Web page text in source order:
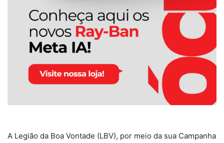
A Legião da Boa Vontade (LBV), por meio da sua Campanha